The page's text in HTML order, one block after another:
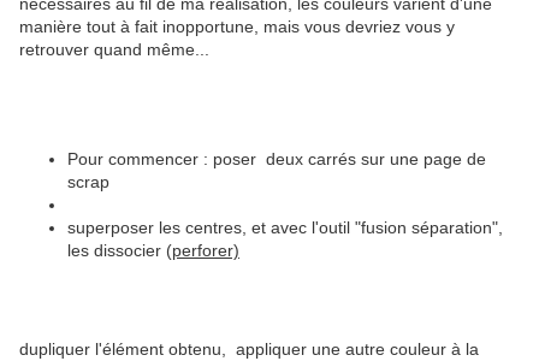
manière tout à fait inopportune, mais vous devriez vous y
retrouver quand même...
Pour commencer : poser deux carrés sur une page de
scrap
superposer les centres, et avec l'outil "fusion séparation",
les dissocier (perforer)
dupliquer l'élément obtenu, appliquer une autre couleur à la